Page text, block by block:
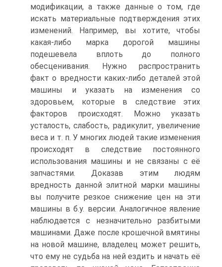
модификации, а также данные о том, где
искать материальные подтверждения этих
изменений. Например, вы хотите, чтобы
какая-либо марка дорогой машины
подешевела вплоть до полного
обесценивания. Нужно распространить
факт о вредности каких-либо деталей этой
машины и указать на изменения со
здоровьем, которые в следствие этих
факторов происходят. Можно указать
усталость, слабость, радикулит, увеличение
веса и т. п. У многих людей такие изменения
происходят в следствие постоянного
использования машины и не связаны с её
запчастями. Доказав этим людям
вредность данной элитной марки машины
вы получите резкое снижение цен на эти
машины в б.у. версии. Аналогичное явление
наблюдается с незначительно разбитыми
машинами. Даже после крошечной вмятины
на новой машине, владелец может решить,
что ему не судьба на ней ездить и начать её